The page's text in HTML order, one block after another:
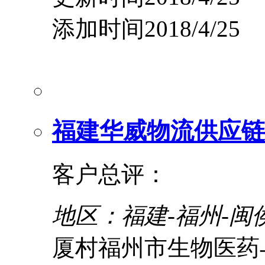
添加时间2018/4/25
福建华威物流供应
客户总评：
地区：福建-福州-闽
厦村福州市生物医